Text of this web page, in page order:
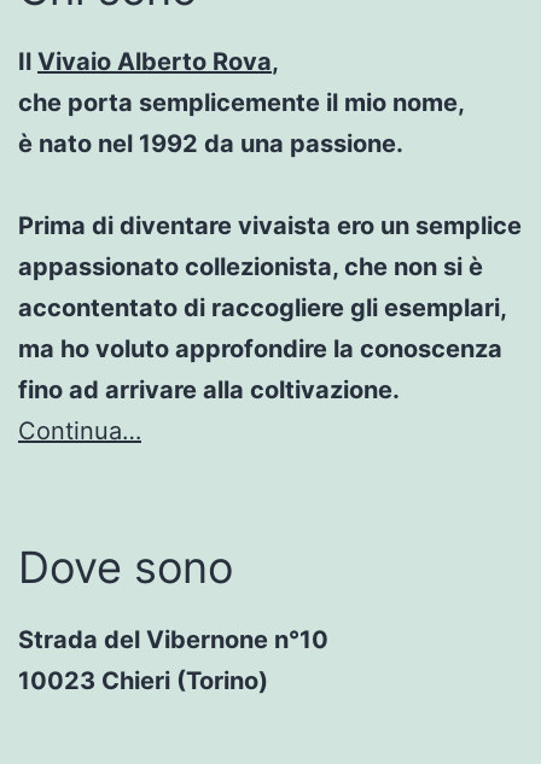
Il Vivaio Alberto Rova,
che porta semplicemente il mio nome,
è nato nel 1992 da una passione.
Prima di diventare vivaista ero un semplice
appassionato collezionista, che non si è
accontentato di raccogliere gli esemplari,
ma ho voluto approfondire la conoscenza
fino ad arrivare alla coltivazione.
Continua…
Dove sono
Strada del Vibernone n°10
10023 Chieri (Torino)